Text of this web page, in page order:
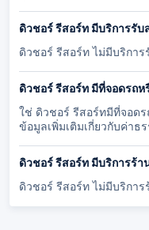
ดิวชอร์ รีสอร์ท มีบริการรั
ดิวชอร์ รีสอร์ท ไม่มีบริกา
ดิวชอร์ รีสอร์ท มีที่จอดรถห
ใช่ ดิวชอร์ รีสอร์ทมีที่จอด
ข้อมูลเพิ่มเติมเกี่ยวกับค่าธ
ดิวชอร์ รีสอร์ท มีบริการร้า
ดิวชอร์ รีสอร์ท ไม่มีบริการ